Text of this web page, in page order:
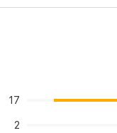
17
2